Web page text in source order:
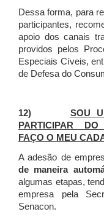
Dessa forma, para
participantes,
apoio dos canais
providos pelos
Especiais Cíveis,
de Defesa do
12) SOU
PARTICIPAR DO
FAÇO O MEU
A adesão de
de maneira
algumas etapas,
empresa pela
Senacon.